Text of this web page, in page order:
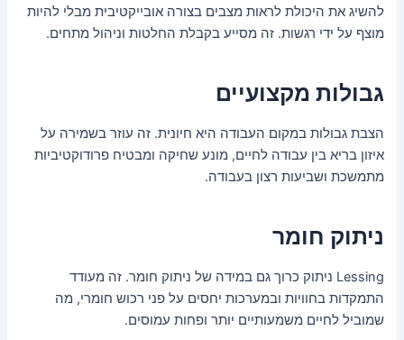
להשיג את היכולת לראות מצבים בצורה אובייקטיבית מבלי להיות
מוצף על ידי רגשות. זה מסייע בקבלת החלטות וניהול מתחים.
גבולות מקצועיים
הצבת גבולות במקום העבודה היא חיונית. זה עוזר בשמירה על
איזון בריא בין עבודה לחיים, מונע שחיקה ומבטיח פרודוקטיביות
מתמשכת ושביעות רצון בעבודה.
ניתוק חומר
Lessing ניתוק כרוך גם במידה של ניתוק חומר. זה מעודד
התמקדות בחוויות ובמערכות יחסים על פני רכוש חומרי, מה
שמוביל לחיים משמעותיים יותר ופחות עמוסים.